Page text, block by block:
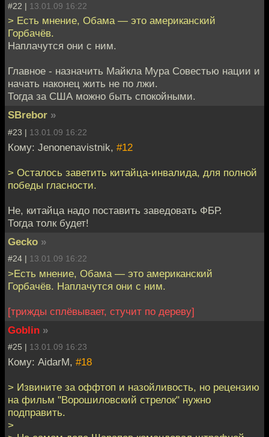
#22 | 13.01.09 16:22
> Есть мнение, Обама — это американский
Горбачёв.
Наплачутся они с ним.
Главное - назначить Майкла Мура Совестью нации и
начать наконец жить не по лжи.
Тогда за США можно быть спокойными.
SBrebor »
#23 | 13.01.09 16:22
Кому: Jenonenavistnik, #12
> Осталось заветить китайца-инвалида, для полной
победы гласности.
Не, китайца надо поставить заведовать ФБР.
Тогда толк будет!
Gecko »
#24 | 13.01.09 16:22
>Есть мнение, Обама — это американский
Горбачёв. Наплачутся они с ним.
[трижды сплёвывает, стучит по дереву]
Goblin »
#25 | 13.01.09 16:23
Кому: AidarM, #18
> Извините за оффтоп и назойливость, но рецензию
на фильм "Ворошиловский стрелок" нужно
подправить.
>